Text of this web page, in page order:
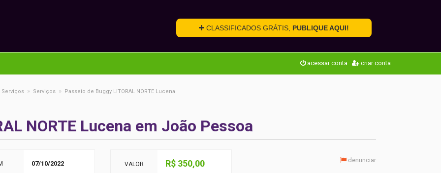
CLASSIFICADOS GRÁTIS, PUBLIQUE AQUI!
acessar conta · criar conta
» Serviços » Passeio de Buggy LITORAL NORTE Lucena
NORTE Lucena em João Pessoa
denunciar
07/10/2022 VALOR R$ 350,00